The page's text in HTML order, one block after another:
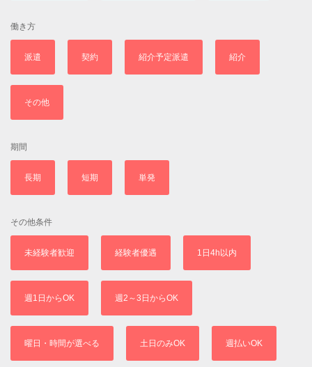
働き方
派遣 契約 紹介予定派遣 紹介
その他
期間
長期 短期 単発
その他条件
未経験者歓迎 経験者優遇 1日4h以内
週1日からOK 週2～3日からOK
曜日・時間が選べる 土日のみOK 週払いOK